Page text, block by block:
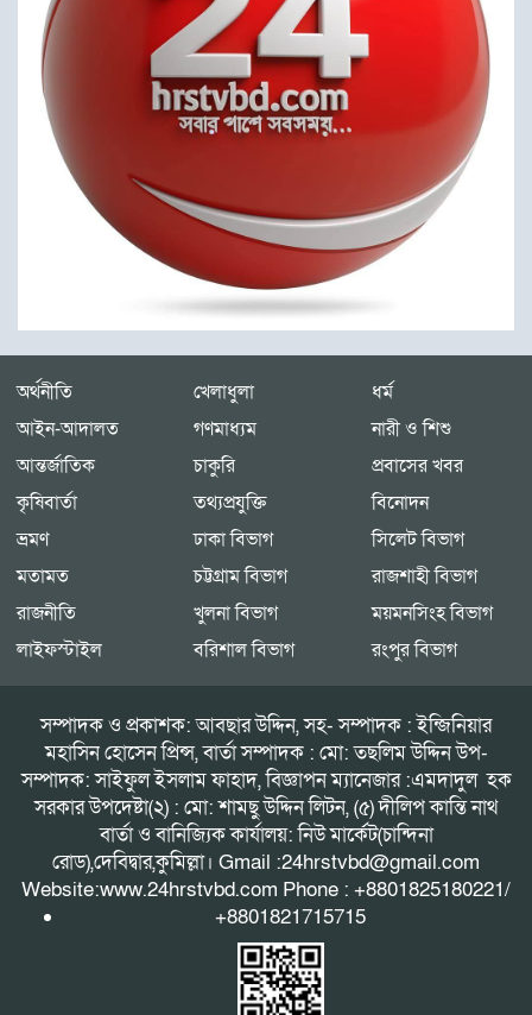
অর্থনীতি
আইন-আদালত
আন্তর্জাতিক
কৃষিবার্তা
খেলাধুলা
গণমাধ্যম
চাকুরি
তথ্যপ্রযুক্তি
ধর্ম
নারী ও শিশু
প্রবাসের খবর
বিনোদন
ভ্রমণ
মতামত
রাজনীতি
লাইফস্টাইল
ঢাকা বিভাগ
চট্টগ্রাম বিভাগ
খুলনা বিভাগ
বরিশাল বিভাগ
সিলেট বিভাগ
রাজশাহী বিভাগ
ময়মনসিংহ বিভাগ
রংপুর বিভাগ
সম্পাদক ও প্রকাশক: আবছার উদ্দিন, সহ- সম্পাদক : ইন্জিনিয়ার
মহাসিন হোসেন প্রিন্স, বার্তা সম্পাদক : মো: তছলিম উদ্দিন উপ-
সম্পাদক: সাইফুল ইসলাম ফাহাদ, বিজ্ঞাপন ম্যানেজার :এমদাদুল হক
সরকার উপদেষ্টা(২) : মো: শামছু উদ্দিন লিটন, (৫) দীলিপ কান্তি নাথ
বার্তা ও বানিজ্যিক কার্যালয়: নিউ মার্কেট(চান্দিনা
রোড),দেবিদ্বার,কুমিল্লা। Gmail :24hrstvbd@gmail.com
Website:www.24hrstvbd.com Phone : +8801825180221/
+8801821715715